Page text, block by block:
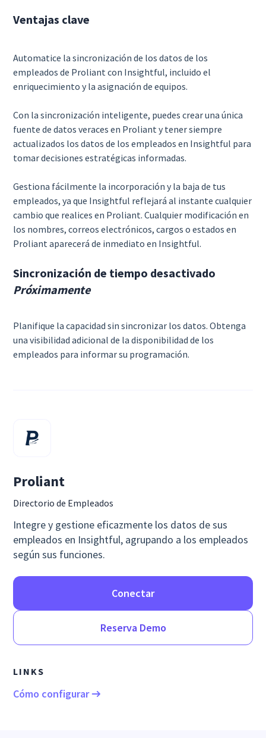
Ventajas clave
Automatice la sincronización de los datos de los
empleados de Proliant con Insightful, incluido el
enriquecimiento y la asignación de equipos.
Con la sincronización inteligente, puedes crear una única
fuente de datos veraces en Proliant y tener siempre
actualizados los datos de los empleados en Insightful para
tomar decisiones estratégicas informadas.
Gestiona fácilmente la incorporación y la baja de tus
empleados, ya que Insightful reflejará al instante cualquier
cambio que realices en Proliant. Cualquier modificación en
los nombres, correos electrónicos, cargos o estados en
Proliant aparecerá de inmediato en Insightful.
Sincronización de tiempo desactivado
Próximamente
Planifique la capacidad sin sincronizar los datos. Obtenga
una visibilidad adicional de la disponibilidad de los
empleados para informar su programación.
Proliant
Directorio de Empleados
Integre y gestione eficazmente los datos de sus
empleados en Insightful, agrupando a los empleados
según sus funciones.
Conectar
Reserva Demo
LINKS
Cómo configurar